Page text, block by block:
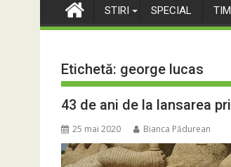
STIRI SPECIAL
Etichetă: george lucas
43 de ani de la lansarea
25 mai 2020 Bianca Pădurean